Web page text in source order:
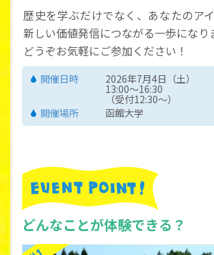
歴史を学ぶだけでなく、あなたのア
新しい価値発信につながる一歩になり
どうぞお気軽にご参加ください！
開催日時 2026年7月4日（土）
13:00～16:30
（受付12:30～）
開催場所
函館大学
どんなことが体験できる？